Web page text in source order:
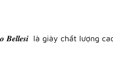
là giày chất lượng